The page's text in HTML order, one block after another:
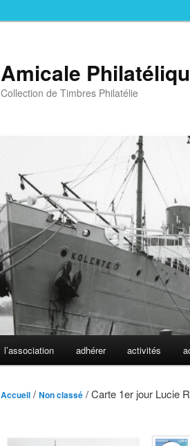
Amicale
Collection de Timbres Philatélie
l’association adhérer activités
Accueil / Non classé / Carte 1er jour Lucie